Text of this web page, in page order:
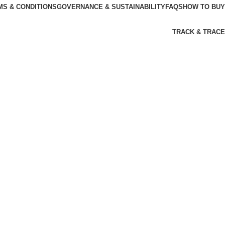
& CONDITIONSGOVERNANCE & SUSTAINABILITYFAQS HOW TO BUY
TRACK & TRACE